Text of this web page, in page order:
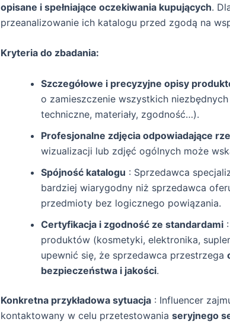
opisane i spełniające oczekiwania kupujących.
przeanalizowanie ich katalogu przed zgodą na
Kryteria do zbadania:
Szczegółowe i precyzyjne opisy
o zamieszczenie wszystkich
techniczne, materiały, zgodność…).
Profesjonalne zdjęcia odpowiadające
wizualizacji lub zdjęć ogólnych może
Spójność katalogu : Sprzedawca
bardziej wiarygodny niż sprzedawca
przedmioty bez logicznego powiązania.
Certyfikacja i zgodność ze standardami
produktów (kosmetyki, elektronika,
upewnić się, że sprzedawca przestrzega
bezpieczeństwa i jakości.
Konkretna przykładowa sytuacja : Influencer
kontaktowany w celu przetestowania seryjnego